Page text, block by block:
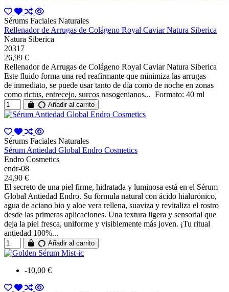
Sérums Faciales Naturales
Rellenador de Arrugas de Colágeno Royal Caviar Natura Siberica
Natura Siberica
20317
26,99 €
Rellenador de Arrugas de Colágeno Royal Caviar Natura Siberica
Este fluido forma una red reafirmante que minimiza las arrugas
de inmediato, se puede usar tanto de día como de noche en zonas
como rictus, entrecejo, surcos nasogenianos... Formato: 40 ml
Añadir al carrito
Sérums Faciales Naturales
Sérum Antiedad Global Endro Cosmetics
Endro Cosmetics
endr-08
24,90 €
El secreto de una piel firme, hidratada y luminosa está en el Sérum
Global Antiedad Endro. Su fórmula natural con ácido hialurónico,
agua de aciano bio y aloe vera rellena, suaviza y revitaliza el rostro
desde las primeras aplicaciones. Una textura ligera y sensorial que
deja la piel fresca, uniforme y visiblemente más joven. ¡Tu ritual
antiedad 100%...
Añadir al carrito
-10,00 €